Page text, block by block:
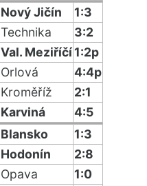
Nový Jičín
1:3
Technika
3:2
Val. Meziříčí1:2p
Orlová
4:4p
Kroměříž
2:1
Karviná
4:5
Blansko
1:3
Hodonín
2:8
Opava
1:0